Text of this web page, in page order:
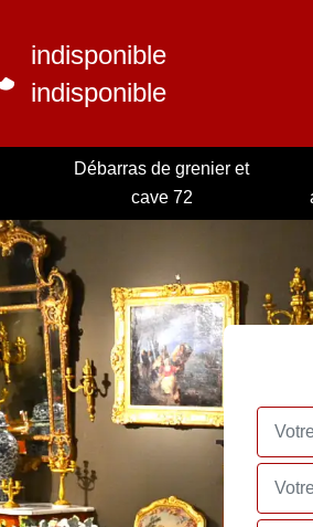
indisponible
indisponible
Débarras de grenier et
cave 72